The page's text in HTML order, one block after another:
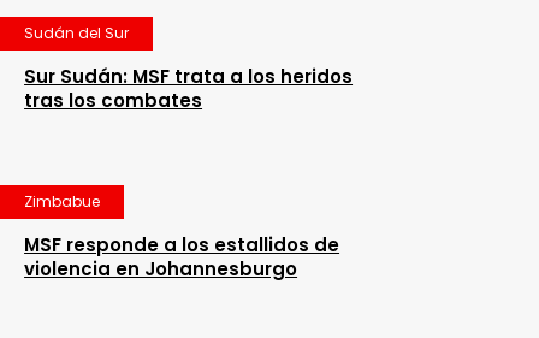
Sudán del Sur
Sur Sudán: MSF trata a los heridos
tras los combates
Zimbabue
MSF responde a los estallidos de
violencia en Johannesburgo